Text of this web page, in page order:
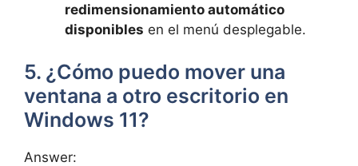
redimensionamiento automático
disponibles en el menú desplegable.
5. ¿Cómo puedo mover una
ventana a otro escritorio en
Windows 11?
Answer: